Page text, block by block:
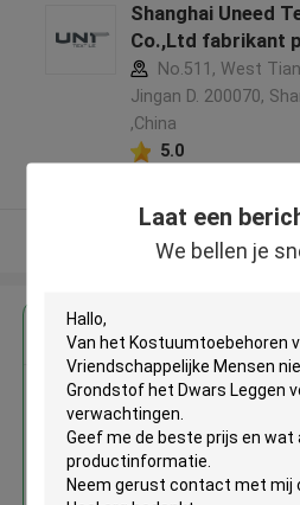
Laat een
We bellen je
Shanghai Uneed
Co.,Ltd fabrikant
No.511, West
Jingan D. 200070,
,China
5.0
Bekijk
Krijg de beste
Van het
Eco
niet
het Dwars